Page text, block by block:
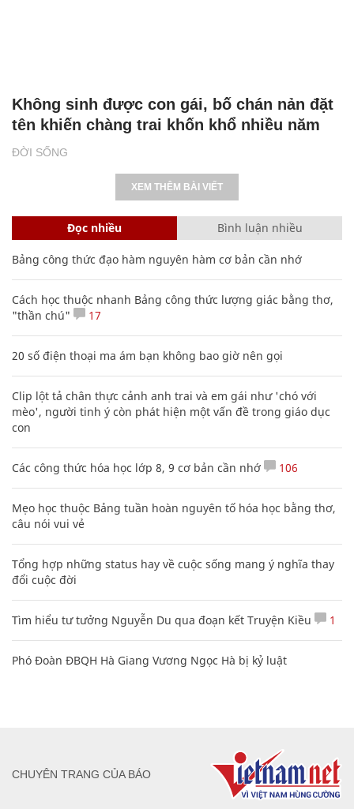
ĐỜI SỐNG
Không sinh được con gái, bố chán nản đặt
tên khiến chàng trai khốn khổ nhiều năm
XEM THÊM BÀI VIẾT
Đọc nhiều Bình luận nhiều
Bảng công thức đạo hàm nguyên hàm cơ bản cần nhớ
Cách học thuộc nhanh Bảng công thức lượng giác bằng thơ,
"thần chú"
17
20 số điện thoại ma ám bạn không bao giờ nên gọi
Clip lột tả chân thực cảnh anh trai và em gái như 'chó với
mèo', người tinh ý còn phát hiện một vấn đề trong giáo dục
con
Các công thức hóa học lớp 8, 9 cơ bản cần nhớ 106
Mẹo học thuộc Bảng tuần hoàn nguyên tố hóa học bằng thơ,
câu nói vui vẻ
Tổng hợp những status hay về cuộc sống mang ý nghĩa thay
đổi cuộc đời
Tìm hiểu tư tưởng Nguyễn Du qua đoạn kết Truyện Kiều 1
Phó Đoàn ĐBQH Hà Giang Vương Ngọc Hà bị kỷ luật
CHUYÊN TRANG CỦA BÁO